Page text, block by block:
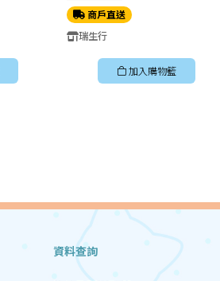
商戶直送
瑞生行
加入購物籃
資料查詢